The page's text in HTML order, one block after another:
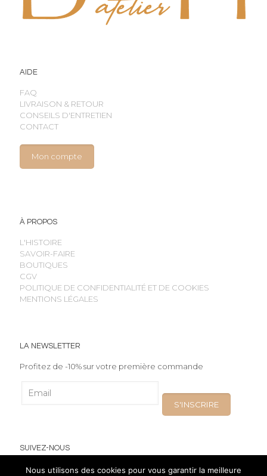
AIDE
FAQ
LIVRAISON & RETOUR
CONSEILS D'ENTRETIEN
CONTACT
Mon compte
À PROPOS
L'HISTOIRE
SAVOIR-FAIRE
BOUTIQUES
CGV
POLITIQUE DE CONFIDENTIALITÉ ET DE COOKIES
MENTIONS LÉGALES
LA NEWSLETTER
Profitez de -10% sur votre première commande
SUIVEZ-NOUS
Nous utilisons des cookies pour vous garantir la meilleure